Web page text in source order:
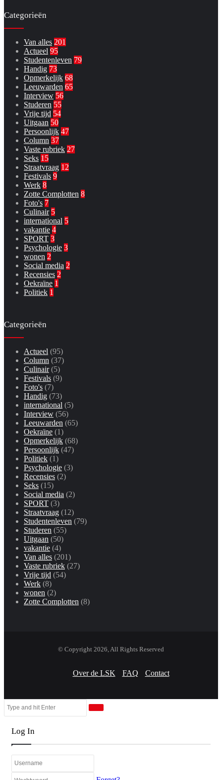
Categorieën
Van alles 201
Actueel 95
Studentenleven 79
Handig 73
Opmerkelijk 68
Leeuwarden 65
Interview 56
Studeren 55
Vrije tijd 54
Uitgaan 50
Persoonlijk 47
Column 37
Vaste rubriek 27
Seks 15
Straatvraag 12
Festivals 9
Werk 8
Zotte Complotten 8
Foto's 7
Culinair 5
international 5
vakantie 4
SPORT 3
Psychologie 3
wonen 2
Social media 2
Recensies 2
Oekraïne 1
Politiek 1
Categorieën
Actueel (95)
Column (37)
Culinair(5)
Festivals (9)
Foto's (7)
Handig (73)
international (5)
Interview (56)
Leeuwarden (65)
Oekraïne (1)
Opmerkelijk (68)
Persoonlijk (47)
Politiek (1)
Psychologie (3)
Recensies (2)
Seks (15)
Social media (2)
SPORT (3)
Straatvraag (12)
Studentenleven (79)
Studeren (55)
Uitgaan (50)
vakantie (4)
Van alles (201)
Vaste rubriek (27)
Vrije tijd (54)
Werk (8)
wonen (2)
Zotte Complotten (8)
© Copyright 2026, All Rights Reserved
Over de LSK FAQ Contact
Search
Log In